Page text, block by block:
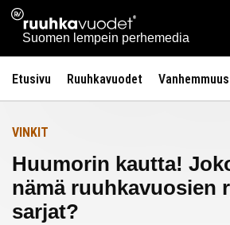
Siirry
sisältöön
Ruuhkavuodet.fi
Suomen lempein perhemedia
Etusivu Ruuhkavuodet Vanhemmuus
Etusivulle
VINKIT
Huumorin kautta!
nämä ruuhkavuosien
sarjat?